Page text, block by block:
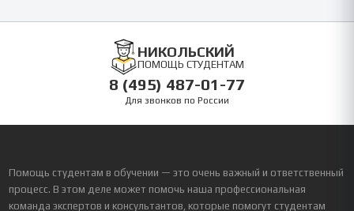
НИКОЛЬСКИЙ
ПОМОЩЬ СТУДЕНТАМ
8 (495) 487-01-77
Для звонков по России
Помощь студентам в обучении — это очень важный и ответственный
процесс. В этом деле может помочь наша профессиональная
команда экспертов и консультантов, которые помогут студентам